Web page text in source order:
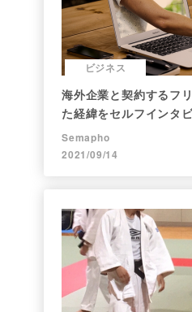
ビジネス
海外企業と契約するフ
た経緯をセルフインタ
Semapho
2021/09/14